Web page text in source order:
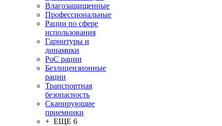
Влагозащищенные
Профессиональные
Рации по сфере
использования
Гарнитуры и
динамики
PoC рации
Безлицензионные
рации
Транспортная
безопасность
Сканирующие
приемники
+ ЕЩЕ 6